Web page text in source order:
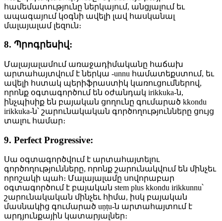
համեմատությունը ներկայում, անցյալում եւ
ապագայում կօգնի ավելի լավ հասկանալ
մալայալամ լեզուն։
8. Պրոգրեսիվ:
Մալայալամում առաջադիմականը հաճախ
արտահայտվում է ներկա -unnu համատեքստում, եւ
ավելի հստակ պերիֆրաստիկ կառուցումներով,
որոնք օգտագործում են օժանդակ irikkuka-ն,
ինչպիսիք են բայական ցողունը գումարած kkondu
irikkuka-ն՝ շարունակական գործողությունները ցույց
տալու համար։
9. Perfect Progressive:
Սա օգտագործվում է արտահայտելու
գործողությունները, որոնք շարունակվում են մինչեւ
որոշակի պահ։ Մալայալամը սովորաբար
օգտագործում է բայական stem plus kkondu irikkunnu՝
շարունակական մինչեւ հիմա, իսկ բայական
մասնակից գումարած uṇṭu-ն արտահայտում է
արդյունքային կատարյալներ։